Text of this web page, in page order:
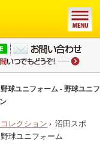
球ユニフォーム - 野球ユニフ
レクション › 沼田スポ
球ユニフォーム